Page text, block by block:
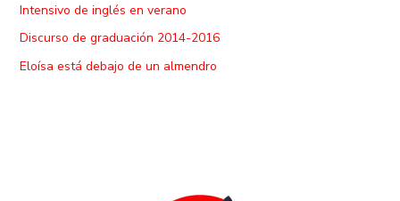
Intensivo de inglés en verano
Discurso de graduación 2014-2016
Eloísa está debajo de un almendro